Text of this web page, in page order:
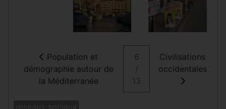
Population et
démographie autour de
la Méditerranée
6
/
13
Civilisations
occidentales